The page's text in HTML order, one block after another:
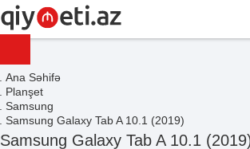
Ana Səhifə
Planşet
Samsung
Samsung Galaxy Tab A 10.1 (2019)
Samsung Galaxy Tab A 10.1